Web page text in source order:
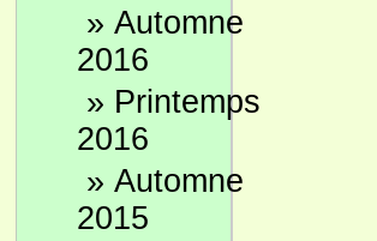
» Automne
2016
» Printemps
2016
» Automne
2015